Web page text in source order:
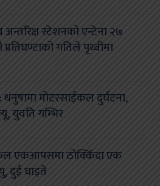
स्टेशनको एन्टेना २७
गतिले पृथ्वीमा
मोटरसाईकल दुर्घटना,
युवति गम्भिर
एकआपसमा ठोक्किँदा एक
दुई घाइते